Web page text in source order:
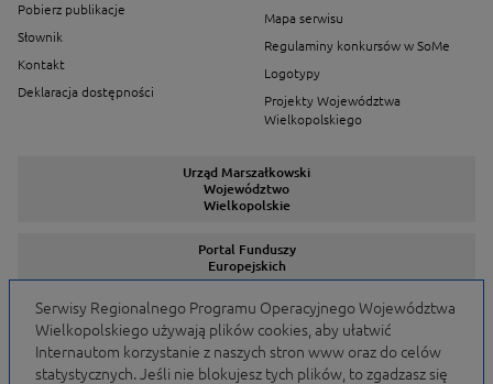
Pobierz publikacje
Słownik
Kontakt
Deklaracja dostępności
Mapa serwisu
Regulaminy konkursów w SoMe
Logotypy
Projekty Województwa
Wielkopolskiego
Urząd Marszałkowski
Województwo
Wielkopolskie
Portal Funduszy
Europejskich
Serwisy Programów
Serwisy Regionalnego Programu Operacyjnego Województwa
Wielkopolskiego używają plików cookies, aby ułatwić
Internautom korzystanie z naszych stron www oraz do celów
statystycznych. Jeśli nie blokujesz tych plików, to zgadzasz się